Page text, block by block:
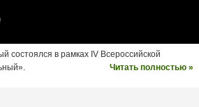
состоялся в рамках IV Всероссийской
Читать полностью »